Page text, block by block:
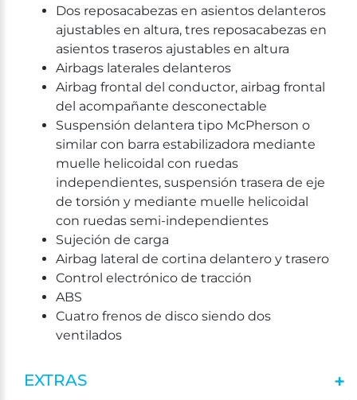
Dos reposacabezas en asientos delanteros
ajustables en altura, tres reposacabezas en
asientos traseros ajustables en altura
Airbags laterales delanteros
Airbag frontal del conductor, airbag frontal
del acompañante desconectable
Suspensión delantera tipo McPherson o
similar con barra estabilizadora mediante
muelle helicoidal con ruedas
independientes, suspensión trasera de eje
de torsión y mediante muelle helicoidal
con ruedas semi-independientes
Sujeción de carga
Airbag lateral de cortina delantero y trasero
Control electrónico de tracción
ABS
Cuatro frenos de disco siendo dos
ventilados
EXTRAS